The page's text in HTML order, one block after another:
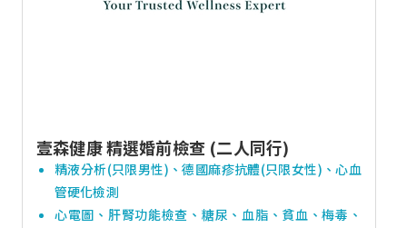
壹森健康 精選婚前檢查 (二人同行)
精液分析(只限男性)、德國麻疹抗體(只限女性)、心血
管硬化檢測
心電圖、肝腎功能檢查、糖尿、血脂、貧血、梅毒、